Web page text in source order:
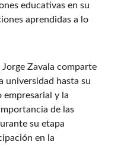
educativas en su
aprendidas a lo
Jorge Zavala comparte
universidad hasta su
empresarial y la
de las
su etapa
en la